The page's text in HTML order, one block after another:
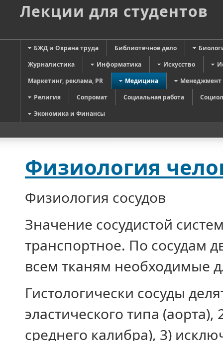
Лекции для студентов
БЖД и Охрана труда Библиотечное дело
Журналистика
Информатика Искусство
Маркетинг, реклама, PR
Медицина
Менеджмент
Религия
Сопромат Социальная работа
Экономика и Финансы
Физиология
Физиология сосудов
Значение сосудистой
транспортное. По сосудам
всем тканям необходимые
Гистологически сосуды
эластического типа
среднего калибра), 3)